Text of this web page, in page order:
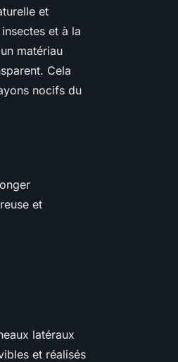
et
et à la
matériau
Cela
nocifs du
et
latéraux
et réalisés